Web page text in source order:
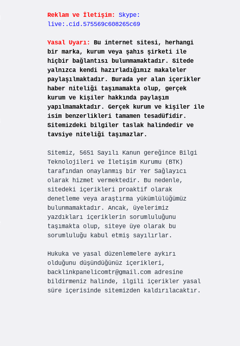
Reklam ve İletişim:
Skype:
live:.cid.575569c608265c69
Yasal Uyarı:
Bu internet sitesi, herhangi
bir marka, kurum veya şahıs şirketi ile
hiçbir bağlantısı bulunmamaktadır. Sitede
yalnızca kendi hazırladığımız makaleler
paylaşılmaktadır. Burada yer alan içerikler
haber niteliği taşımamakta olup, gerçek
kurum ve kişiler hakkında paylaşım
yapılmamaktadır. Gerçek kurum ve kişiler ile
isim benzerlikleri tamamen tesadüfidir.
Sitemizdeki bilgiler taslak halindedir ve
tavsiye niteliği taşımazlar.
Sitemiz, 5651 Sayılı Kanun gereğince Bilgi
Teknolojileri ve İletişim Kurumu (BTK)
tarafından onaylanmış bir Yer Sağlayıcı
olarak hizmet vermektedir. Bu nedenle,
sitedeki içerikleri proaktif olarak
denetleme veya araştırma yükümlülüğümüz
bulunmamaktadır. Ancak, üyelerimiz
yazdıkları içeriklerin sorumluluğunu
taşımakta olup, siteye üye olarak bu
sorumluluğu kabul etmiş sayılırlar.
Hukuka ve yasal düzenlemelere aykırı
olduğunu düşündüğünüz içerikleri,
backlinkpanelicomtr@gmail.comadresine
bildirmeniz halinde, ilgili içerikler yasal
süre içerisinde sitemizden kaldırılacaktır.